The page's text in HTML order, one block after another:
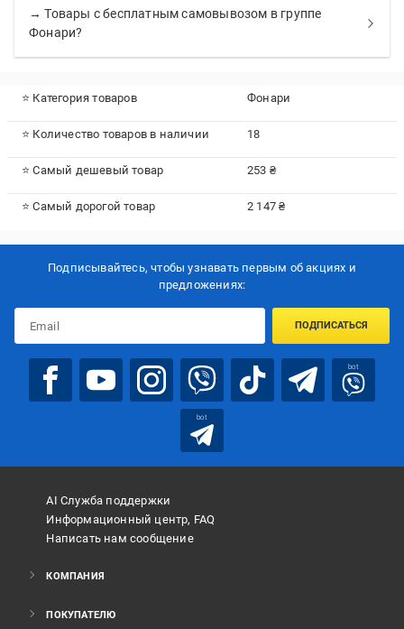
→ Товары с бесплатным самовывозом в группе
Фонари?
⭐ Категория товаров Фонари
⭐ Количество товаров в наличии 18
⭐ Самый дешевый товар 253 ₴
⭐ Самый дорогой товар 2 147 ₴
Подписывайтесь, чтобы узнавать первым об акцияx и
предложениях:
ПОДПИСАТЬСЯ
bot
bot
AI Служба поддержки
Информационный центр, FAQ
Написать нам сообщение
КОМПАНИЯ
ПОКУПАТЕЛЮ